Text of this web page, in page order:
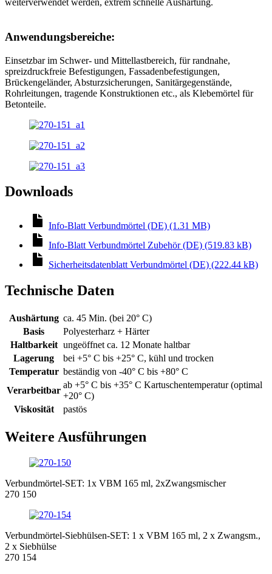
weiterverwendet werden, extrem schnelle Aushärtung.
Anwendungsbereiche:
Einsetzbar im Schwer- und Mittellastbereich, für randnahe,
spreizdruckfreie Befestigungen, Fassadenbefestigungen,
Brückengeländer, Absturzsicherungen, Sanitärgegenstände,
Rohrleitungen, tragende Konstruktionen etc., als Klebemörtel für
Betonteile.
Downloads
Info-Blatt Verbundmörtel (DE) (1.31 MB)
Info-Blatt Verbundmörtel Zubehör (DE) (519.83 kB)
Sicherheitsdatenblatt Verbundmörtel (DE) (222.44 kB)
Technische Daten
Aushärtung ca. 45 Min. (bei 20° C)
Basis
Polyesterharz + Härter
Haltbarkeit ungeöffnet ca. 12 Monate haltbar
Lagerung
bei +5° C bis +25° C, kühl und trocken
Temperatur beständig von -40° C bis +80° C
Verarbeitbar
ab +5° C bis +35° C Kartuschentemperatur (optimal
+20° C)
Viskosität
pastös
Weitere Ausführungen
Verbundmörtel-SET: 1x VBM 165 ml, 2xZwangsmischer
270 150
Verbundmörtel-Siebhülsen-SET: 1 x VBM 165 ml, 2 x Zwangsm.,
2 x Siebhülse
270 154